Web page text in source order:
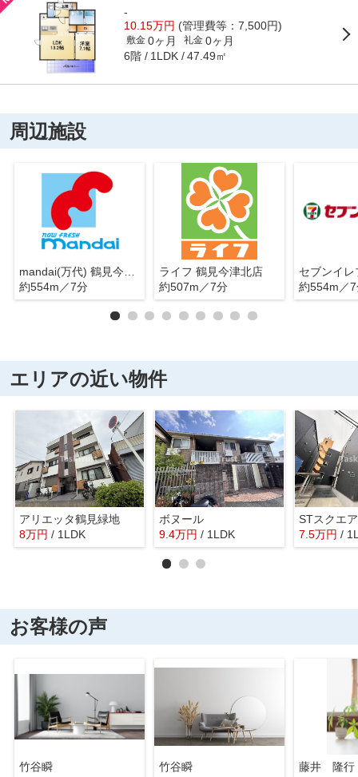
-
10.15万円 (管理費等：7,500円)
敷金 0ヶ月 礼金 0ヶ月
6階 1LDK 47.49㎡
周辺施設
約554m／7分
ライフ 鶴見今津北店
約507m／7分
約554m／
エリアの近い物件
アリエッタ鶴見緑地
8万円 / 1LDK
ボヌール
9.4万円 / 1LDK
STスクエ
7.5万円 /
お客様の声
竹谷瞬 竹谷瞬 藤井 隆行